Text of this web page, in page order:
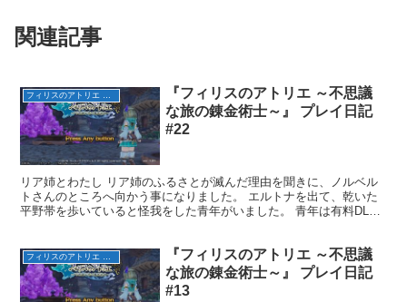
関連記事
フィリスのアトリエ ～不思議な旅の錬金術士～
『フィリスのアトリエ ～不思議
な旅の錬金術士～』 プレイ日記
#22
リア姉とわたし リア姉のふるさとが滅んだ理由を聞きに、ノルベル
トさんのところへ向かう事になりました。 エルトナを出て、乾いた
平野帯を歩いていると怪我をした青年がいました。 青年は有料DLC
フィリスのアトリエ ～不思議な旅の錬金術士～
『フィリスのアトリエ ～不思議
な旅の錬金術士～』 プレイ日記
#13